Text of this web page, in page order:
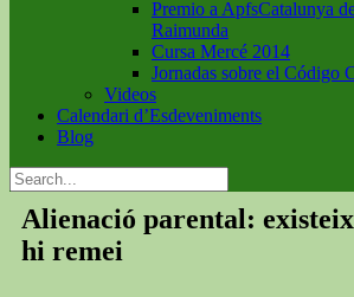
Premio a ApfsCatalunya
Raimunda
Cursa Mercé 2014
Jornadas sobre el Código
Videos
Calendari d’Esdeveniments
Blog
Alienació parental:
hi remei